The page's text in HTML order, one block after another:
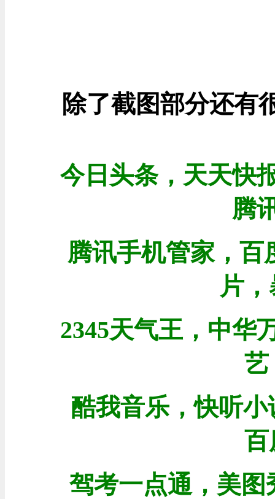
除了截图部分还有
今日头条，天天快
腾
腾讯手机管家，百
片
2345天气王，中华
艺
酷我音乐，快听
百
驾考一点通，美图